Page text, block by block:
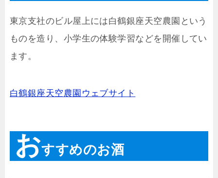
東京支社のビル屋上には白鶴銀座天空農園という
ものを造り、小学生の体験学習などを開催してい
ます。
白鶴銀座天空農園ウェブサイト
おすすめのお酒